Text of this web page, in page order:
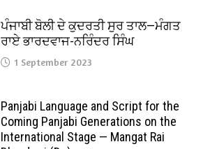
ਪੰਜਾਬੀ ਬੋਲੀ ਦੇ ਕੁਦਰਤੀ ਸੁਰ ਤਾਲ—ਮੰਗਤ
ਰਾਏ ਭਾਰਦਵਾਜ-ਨਰਿੰਦਰ ਸਿੰਘ
1 September 2023
Panjabi Language and Script for the
Coming Panjabi Generations on the
International Stage — Mangat Rai